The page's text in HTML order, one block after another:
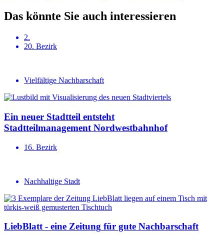
Das könnte Sie auch interessieren
2.
20. Bezirk
Vielfältige Nachbarschaft
Ein neuer Stadtteil entsteht
Stadtteil­ma­na­gement Nordwest­bahnhof
16. Bezirk
Nachhaltige Stadt
LiebBlatt - eine Zeitung für gute Nachbar­schaft